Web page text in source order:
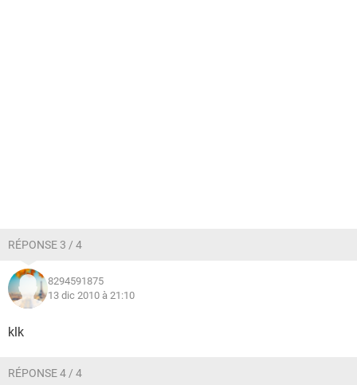
RÉPONSE 3 / 4
8294591875
13 dic 2010 à 21:10
klk
RÉPONSE 4 / 4